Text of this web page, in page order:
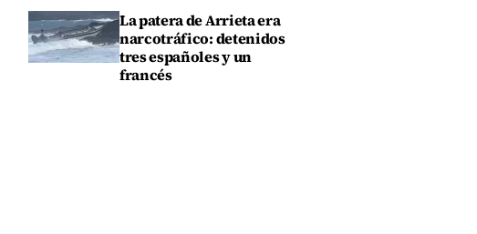
La patera de Arrieta era
narcotráfico: detenidos
tres españoles y un
francés